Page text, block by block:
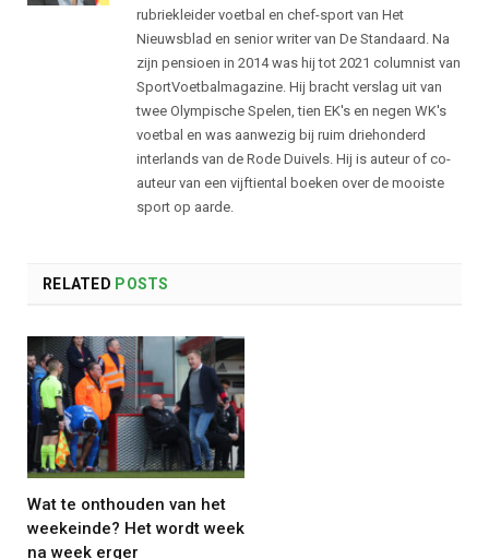
rubriekleider voetbal en chef-sport van Het
Nieuwsblad en senior writer van De Standaard. Na
zijn pensioen in 2014 was hij tot 2021 columnist van
SportVoetbalmagazine. Hij bracht verslag uit van
twee Olympische Spelen, tien EK's en negen WK's
voetbal en was aanwezig bij ruim driehonderd
interlands van de Rode Duivels. Hij is auteur of co-
auteur van een vijftiental boeken over de mooiste
sport op aarde.
RELATED POSTS
Wat te onthouden van het
weekeinde? Het wordt week
na week erger